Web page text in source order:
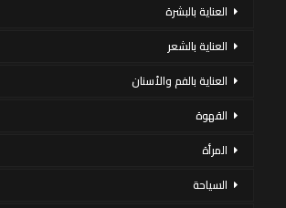
العناية بالبشرة
العناية بالشعر
العناية بالفم والأسنان
القهوة
المرأة
السياحة